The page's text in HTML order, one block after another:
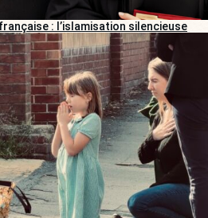
française : l’islamisation silencieuse